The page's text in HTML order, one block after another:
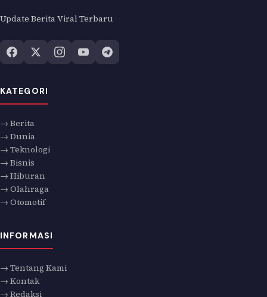
Update Berita Viral Terbaru
KATEGORI
→ Berita
→ Dunia
→ Teknologi
→ Bisnis
→ Hiburan
→ Olahraga
→ Otomotif
INFORMASI
→ Tentang Kami
→ Kontak
→ Redaksi